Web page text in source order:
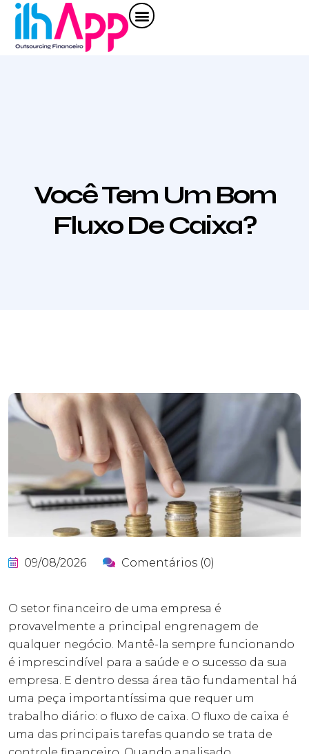
Você Tem Um Bom
Fluxo De Caixa?
09/08/2026 Comentários (0)
O setor financeiro de uma empresa é
provavelmente a principal engrenagem de
qualquer negócio. Mantê-la sempre funcionando
é imprescindível para a saúde e o sucesso da sua
empresa. E dentro dessa área tão fundamental há
uma peça importantíssima que requer um
trabalho diário: o fluxo de caixa. O fluxo de caixa é
uma das principais tarefas quando se trata de